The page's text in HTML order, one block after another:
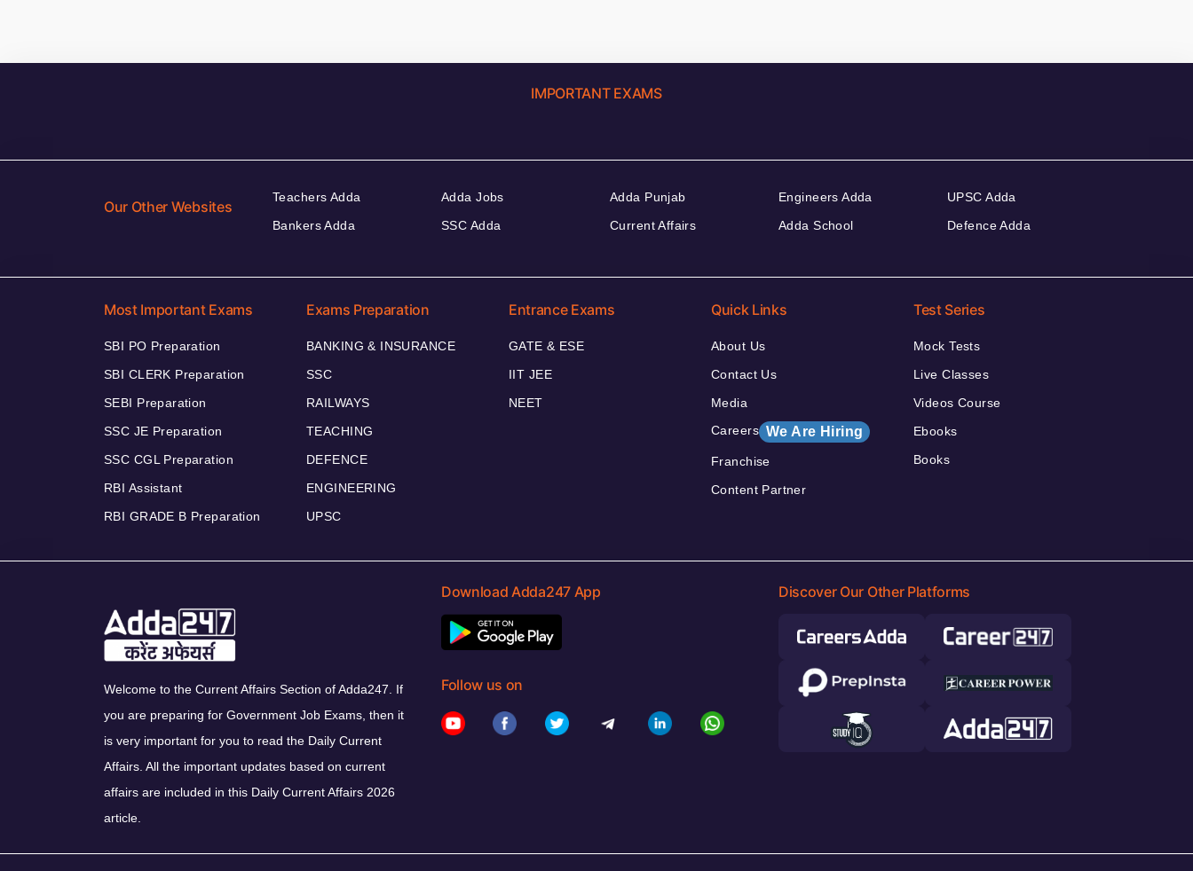
IMPORTANT EXAMS
Our Other Websites
Teachers Adda
Bankers Adda
Adda Jobs
SSC Adda
Adda Punjab
Current Affairs
Engineers Adda
Adda School
UPSC Adda
Defence Adda
Most Important Exams
SBI PO Preparation
SBI CLERK Preparation
SEBI Preparation
SSC JE Preparation
SSC CGL Preparation
RBI Assistant
RBI GRADE B Preparation
Exams Preparation
BANKING & INSURANCE
SSC
RAILWAYS
TEACHING
DEFENCE
ENGINEERING
UPSC
Entrance Exams
GATE & ESE
IIT JEE
NEET
Quick Links
About Us
Contact Us
Media
Careers We Are Hiring
Franchise
Content Partner
Test Series
Mock Tests
Live Classes
Videos Course
Ebooks
Books
Welcome to the Current Affairs Section of Adda247. If
you are preparing for Government Job Exams, then it
is very important for you to read the Daily Current
Affairs. All the important updates based on current
affairs are included in this Daily Current Affairs 2026
article.
Download Adda247 App
Follow us on
Discover Our Other Platforms